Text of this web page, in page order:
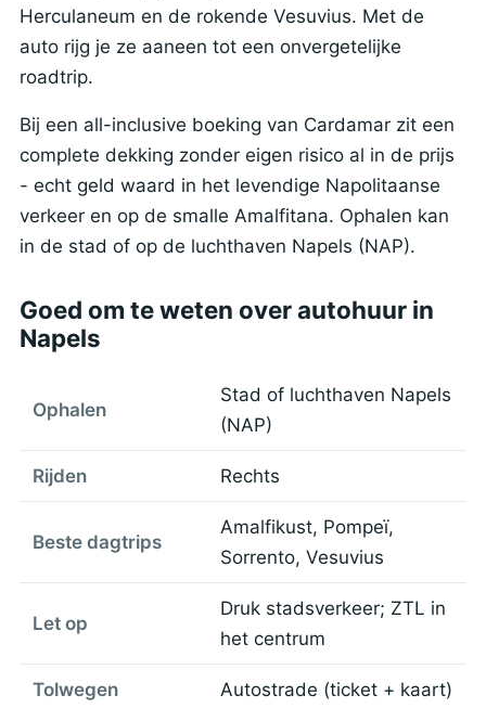
Herculaneum en de rokende Vesuvius. Met de
auto rijg je ze aaneen tot een onvergetelijke
roadtrip.
Bij een all-inclusive boeking van Cardamar zit een
complete dekking zonder eigen risico al in de prijs
- echt geld waard in het levendige Napolitaanse
verkeer en op de smalle Amalfitana. Ophalen kan
in de stad of op de luchthaven Napels (NAP).
Goed om te weten over autohuur in
Napels
Ophalen
Stad of luchthaven Napels
(NAP)
Rijden Rechts
Beste dagtrips
Amalfikust, Pompeï,
Sorrento, Vesuvius
Let op
Druk stadsverkeer; ZTL in
het centrum
Tolwegen Autostrade (ticket + kaart)